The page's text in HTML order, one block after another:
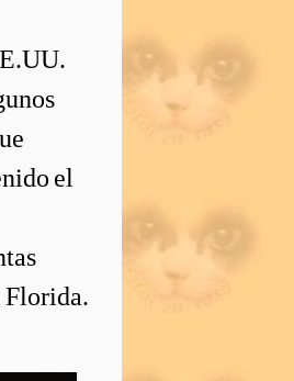
el
Florida.